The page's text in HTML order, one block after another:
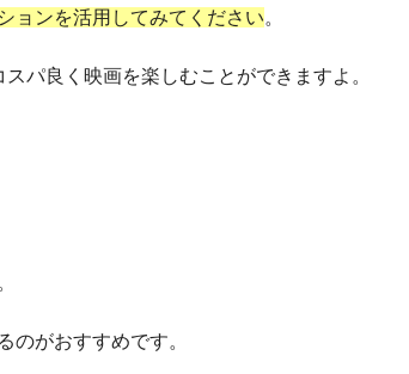
ョンを活用してみてください。
パ良く映画を楽しむことができますよ。
のがおすすめです。